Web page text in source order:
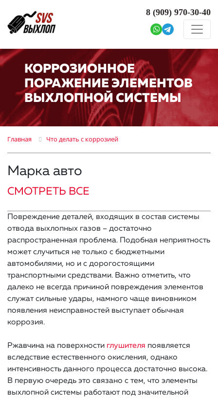
8 (909) 970-30-40
КОРРОЗИОННОЕ
ПОРАЖЕНИЕ ЭЛЕМЕНТОВ
ВЫХЛОПНОЙ СИСТЕМЫ
Главная Что делать с коррозией
Марка авто
СМОТРЕТЬ ВСЕ
Повреждение деталей, входящих в состав системы
отвода выхлопных газов – достаточно
распространенная проблема. Подобная неприятность
может случиться не только с бюджетными
автомобилями, но и с дорогостоящими
транспортными средствами. Важно отметить, что
далеко не всегда причиной повреждения элементов
служат сильные удары, намного чаще виновником
появления неисправностей выступает обычная
коррозия.
Ржавчина на поверхности глушителя появляется
вследствие естественного окисления, однако
интенсивность данного процесса достаточно высока.
В первую очередь это связано с тем, что элементы
выхлопной системы работают под значительной